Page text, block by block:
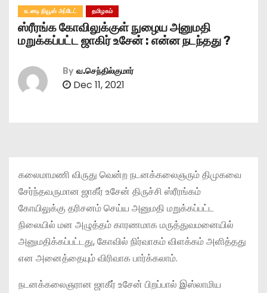
உடனடி நியூஸ் அப்டேட் தமிழகம்
ஸ்ரீரங்க கோவிலுக்குள் நுழைய அனுமதி
மறுக்கப்பட்ட ஜாகிர் உசேன் : என்ன நடந்தது ?
By வ.செந்தில்குமார்
Dec 11, 2021
கலைமாமணி விருது வென்ற நடனக்கலைஞரும் திமுகவை
சேர்ந்தவருமான ஜாகீர் உசேன் திருச்சி ஸ்ரீரங்கம்
கோயிலுக்கு தரிசனம் செய்ய அனுமதி மறுக்கப்பட்ட
நிலையில் மன அழுத்தம் காரணமாக மருத்துவமனையில்
அனுமதிக்கப்பட்டது, கோவில் நிர்வாகம் விளக்கம் அளித்தது
என அனைத்தையும் விரிவாக பார்க்கலாம்.
நடனக்கலைஞரான ஜாகீர் உசேன் பிறப்பால் இஸ்லாமிய